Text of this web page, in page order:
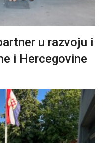
u razvoju i
i Hercegovine